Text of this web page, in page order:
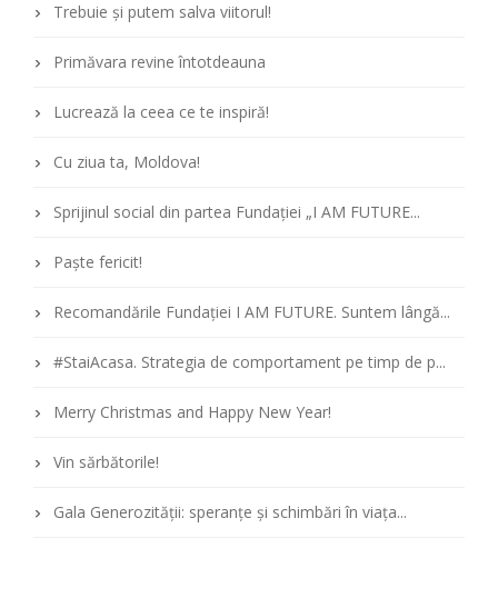
Trebuie și putem salva viitorul!
Primăvara revine întotdeauna
Lucrează la ceea ce te inspiră!
Cu ziua ta, Moldova!
Sprijinul social din partea Fundației „I AM FUTURE...
Paște fericit!
Recomandările Fundației I AM FUTURE. Suntem lângă...
#StaiAcasa. Strategia de comportament pe timp de p...
Merry Christmas and Happy New Year!
Vin sărbătorile!
Gala Generozității: speranțe și schimbări în viața...